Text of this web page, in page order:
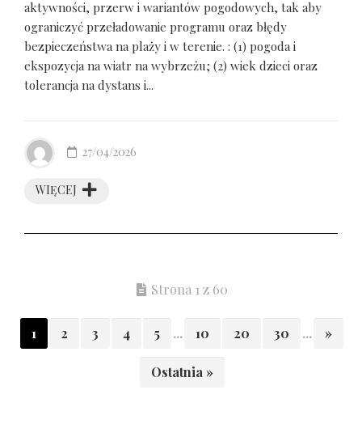
aktywności, przerw i wariantów pogodowych, tak aby
ograniczyć przeładowanie programu oraz błędy
bezpieczeństwa na plaży i w terenie. : (1) pogoda i
ekspozycja na wiatr na wybrzeżu; (2) wiek dzieci oraz
tolerancja na dystans i...
WIĘCEJ
27/04/2026
Strona 1 z 60
1 2 3 4 5 ... 10 20 30 ... »
Ostatnia »